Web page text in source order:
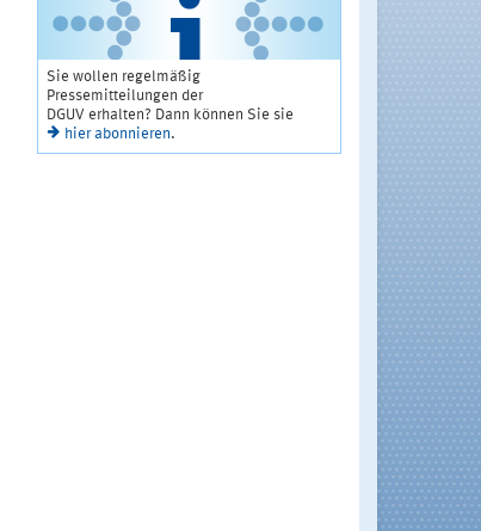
Sie wollen regelmäßig
Pressemitteilungen der
DGUV erhalten? Dann können Sie sie
hier abonnieren.